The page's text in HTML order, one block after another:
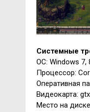
Системные
ОС: Windows 7,
Процессор:
Оперативная
Видеокарта:
Место на